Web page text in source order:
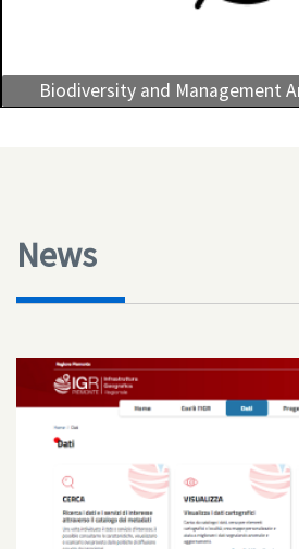
Biodiversity and Management
News